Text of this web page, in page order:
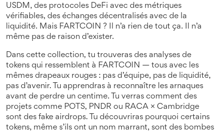
USDM, des protocoles DeFi avec des métriques
vérifiables, des échanges décentralisés avec de la
liquidité. Mais FARTCOIN ? Il n’a rien de tout ça. Il n’a
même pas de raison d’exister.
Dans cette collection, tu trouveras des analyses de
tokens qui ressemblent à FARTCOIN — tous avec les
mêmes drapeaux rouges : pas d’équipe, pas de liquidité,
pas d’avenir. Tu apprendras à reconnaître les arnaques
avant de perdre un centime. Tu verras comment des
projets comme POTS, PNDR ou RACA × Cambridge
sont des fake airdrops. Tu découvriras pourquoi certains
tokens, même s’ils ont un nom marrant, sont des bombes